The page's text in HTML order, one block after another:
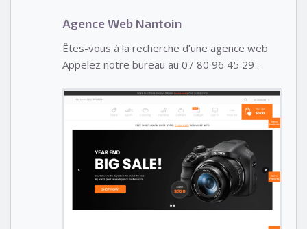
Agence Web Nantoin
Êtes-vous à la recherche d’une agence web
Appelez notre bureau au 07 80 96 45 29 .